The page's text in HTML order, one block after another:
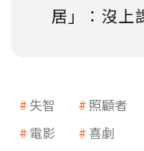
居」：沒上
失智 照顧者
電影
喜劇